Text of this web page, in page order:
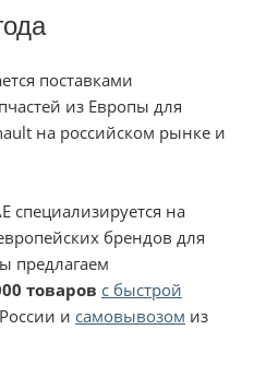
поставками
из Европы для
на российском рынке и
специализируется на
брендов для
предлагаем
товаров с быстрой
и самовывозом из